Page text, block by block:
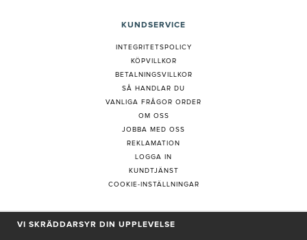
KUNDSERVICE
INTEGRITETSPOLICY
KÖPVILLKOR
BETALNINGSVILLKOR
SÅ HANDLAR DU
VANLIGA FRÅGOR ORDER
OM OSS
JOBBA MED OSS
REKLAMATION
LOGGA IN
KUNDTJÄNST
COOKIE-INSTÄLLNINGAR
PRENUMERERA PÅ NYHETSBREV
VI SKRÄDDARSYR DIN UPPLEVELSE